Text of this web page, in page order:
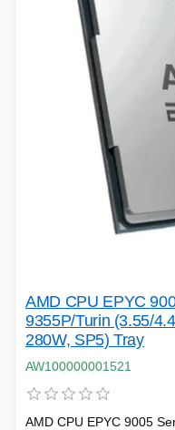
AMD CPU EPYC
9355P/Turin (3.55/
280W, SP5) Tray
AW100000001521
AMD CPU EPYC 9005